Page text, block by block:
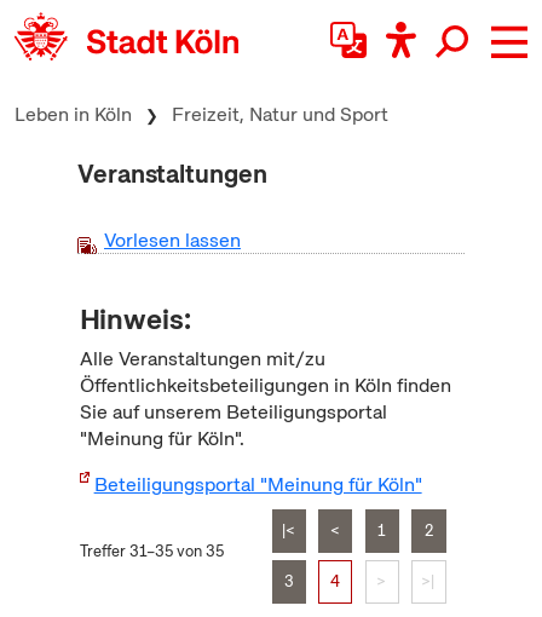
zum Inhalt springen
Leben in Köln Freizeit, Natur und Sport
Veranstaltungen
Vorlesen lassen
Hinweis:
Alle Veranstaltungen mit/zu
Öffentlichkeitsbeteiligungen in Köln finden
Sie auf unserem Beteiligungsportal
"Meinung für Köln".
Beteiligungsportal "Meinung für Köln"
Treffer 31–35 von 35
|< < 1 2
3 4 > >|